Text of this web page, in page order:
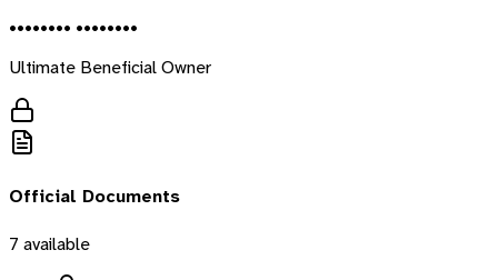
•••••••• ••••••••
Ultimate Beneficial Owner
Official Documents
7 available